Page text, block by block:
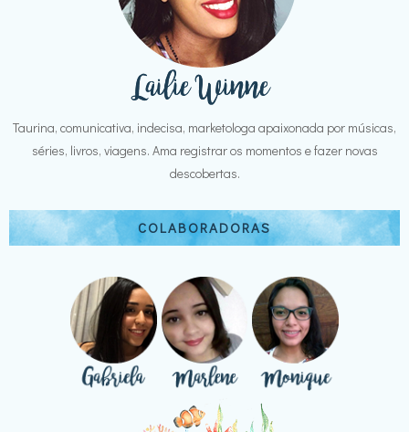
Taurina, comunicativa, indecisa, marketologa apaixonada por músicas,
séries, livros, viagens. Ama registrar os momentos e fazer novas
descobertas.
COLABORADORAS